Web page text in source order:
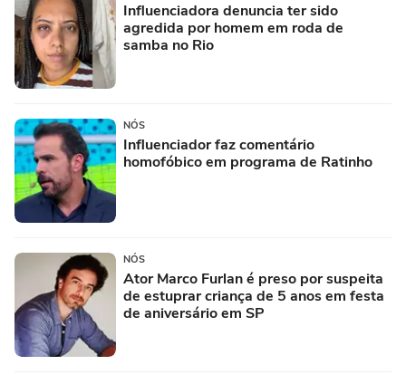
Influenciadora denuncia ter sido
agredida por homem em roda de
samba no Rio
NÓS
Influenciador faz comentário
homofóbico em programa de Ratinho
NÓS
Ator Marco Furlan é preso por suspeita
de estuprar criança de 5 anos em festa
de aniversário em SP